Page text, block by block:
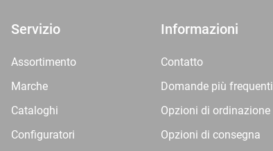
Servizio
Assortimento
Marche
Cataloghi
Configuratori
Informazioni
Contatto
Domande più frequenti
Opzioni di ordinazione
Opzioni di consegna